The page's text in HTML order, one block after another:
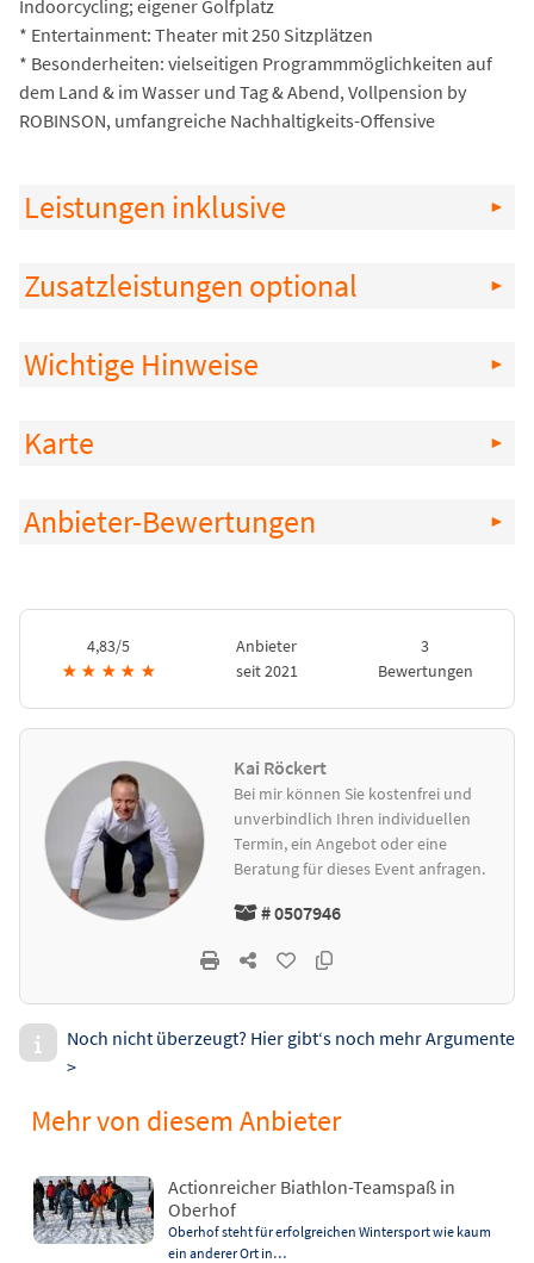
Indoorcycling; eigener Golfplatz
* Entertainment: Theater mit 250 Sitzplätzen
* Besonderheiten: vielseitigen Programmmöglichkeiten auf
dem Land & im Wasser und Tag & Abend, Vollpension by
ROBINSON, umfangreiche Nachhaltigkeits-Offensive
Leistungen inklusive
Zusatzleistungen optional
Wichtige Hinweise
Karte
Anbieter-Bewertungen
4,83/5
★ ★ ★ ★ ★
Anbieter
seit 2021
3
Bewertungen
Kai Röckert
Bei mir können Sie kostenfrei und
unverbindlich Ihren individuellen
Termin, ein Angebot oder eine
Beratung für dieses Event anfragen.
# 0507946
Noch nicht überzeugt? Hier gibt‘s noch mehr Argumente
>
Mehr von diesem Anbieter
Actionreicher Biathlon-Teamspaß in
Oberhof
Oberhof steht für erfolgreichen Wintersport wie kaum
ein anderer Ort in…